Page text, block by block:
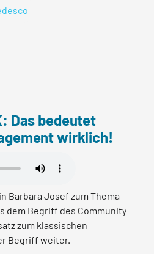
Das bedeutet
wirklich!
Barbara Josef zum Thema
dem Begriff des Community
zum klassischen
Begriff weiter.